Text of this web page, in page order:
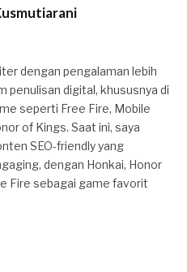
dengan pengalaman lebih
penulisan digital, khususnya di
seperti Free Fire, Mobile
of Kings. Saat ini, saya
SEO-friendly yang
dengan Honkai, Honor
Fire sebagai game favorit